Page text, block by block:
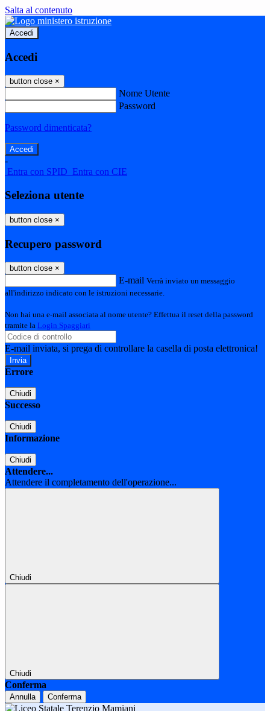
Salta al contenuto
Accedi
Accedi
button close ×
Nome Utente
Password
Password dimenticata?
-
Entra con SPID Entra con CIE
Seleziona utente
button close ×
Recupero password
button close ×
E-mail Verrà inviato un messaggio
all'indirizzo indicato con le istruzioni necessarie.
Non hai una e-mail associata al nome utente? Effettua il reset della password
tramite la Login Spaggiari
E-mail inviata, si prega di controllare la casella di posta elettronica!
Errore
Chiudi
Successo
Chiudi
Informazione
Chiudi
Attendere...
Attendere il completamento dell'operazione...
Chiudi
Chiudi
Conferma
Annulla Conferma